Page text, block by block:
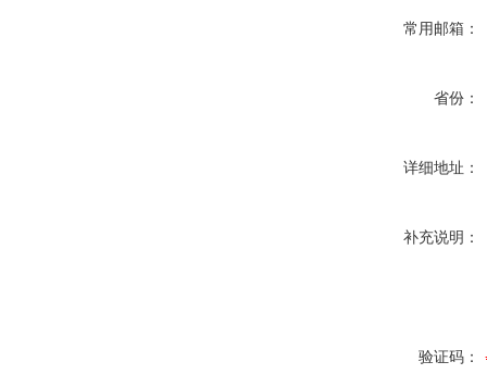
常用邮箱：
省份：
详细地址：
补充说明：
验证码：